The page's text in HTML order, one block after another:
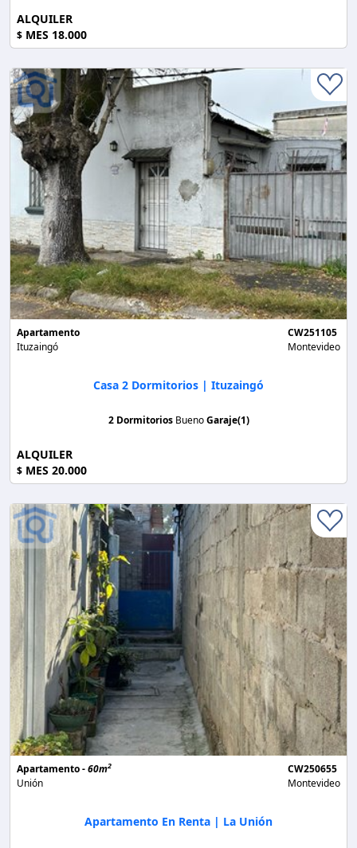
ALQUILER
$ MES 18.000
Apartamento
Ituzaingó
CW251105
Montevideo
Casa 2 Dormitorios | Ituzaingó
2 Dormitorios BuenoGaraje(1)
ALQUILER
$ MES 20.000
Apartamento -60m2
Unión
CW250655
Montevideo
Apartamento En Renta | La Unión